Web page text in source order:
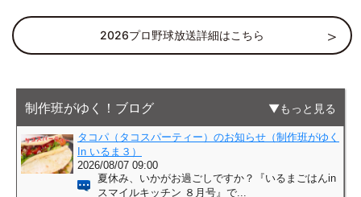
2026プロ野球放送詳細はこちら
制作班がゆく！ブログ もっと見る